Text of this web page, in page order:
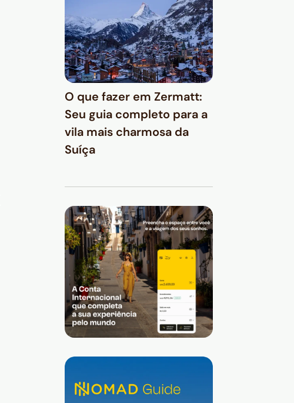
O que fazer em Zermatt:
Seu guia completo para a
vila mais charmosa da
Suíça